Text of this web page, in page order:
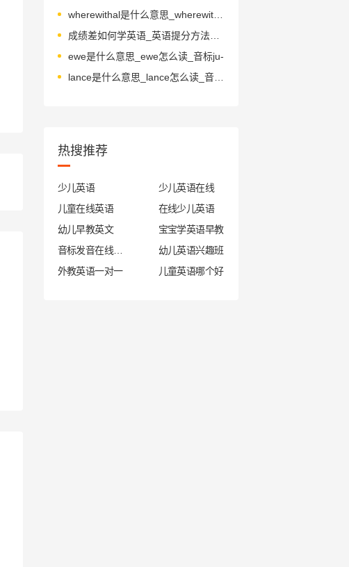
wherewithal是什么意思_wherewithal怎么读_音标ˈweəwɪðɔ-l
成绩差如何学英语_英语提分方法有哪些
ewe是什么意思_ewe怎么读_音标ju-
lance是什么意思_lance怎么读_音标lɑ-ns
热搜推荐
少儿英语
少儿英语在线
儿童在线英语
在线少儿英语
幼儿早教英文
宝宝学英语早教
幼儿英语兴趣班
外教英语一对一
儿童英语哪个好